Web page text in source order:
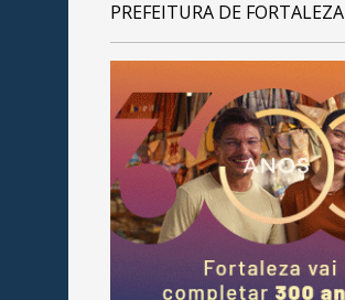
PREFEITURA DE FORTALEZA